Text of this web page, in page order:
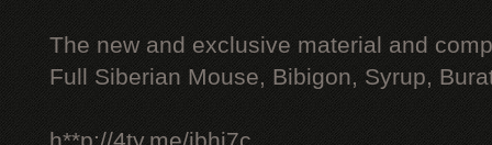
The new and exclusive material and
Full Siberian Mouse, Bibigon, Syrup,